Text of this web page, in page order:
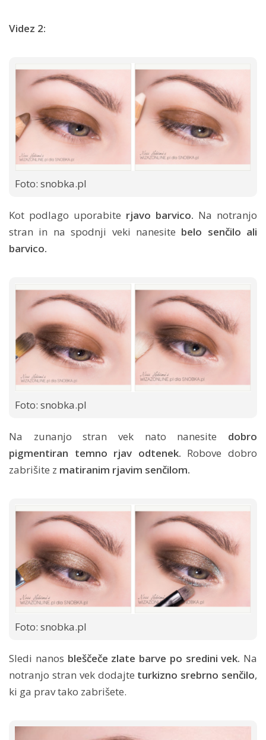
Videz 2:
Foto: snobka.pl
Kot podlago uporabite rjavo barvico. Na notranjo
stran in na spodnji veki nanesite belo senčilo ali
barvico.
Foto: snobka.pl
Na zunanjo stran vek nato nanesite dobro
pigmentiran temno rjav odtenek. Robove dobro
zabrišite z matiranim rjavim senčilom.
Foto: snobka.pl
Sledi nanos bleščeče zlate barve po sredini vek. Na
notranjo stran vek dodajte turkizno srebrno senčilo,
ki ga prav tako zabrišete.